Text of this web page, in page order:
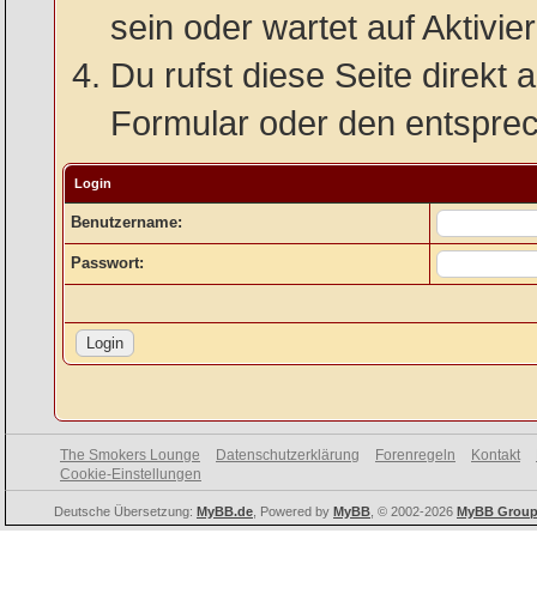
sein oder wartet auf
Du rufst diese Seite direkt
Formular oder den
Login
Benutzername:
Passwort:
The Smokers Lounge Datenschutzerklärung Forenregeln Kontakt
Cookie-Einstellungen
Deutsche Übersetzung: MyBB.de , Powered by MyBB , © 2002-2026 MyBB Group